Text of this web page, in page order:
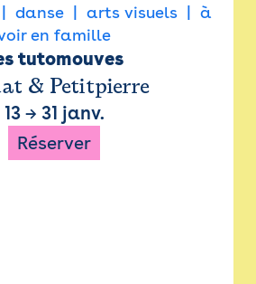
danse arts visuels
à
en famille
tutomouves
& Petitpierre
13→ 31 janv.
Réserver